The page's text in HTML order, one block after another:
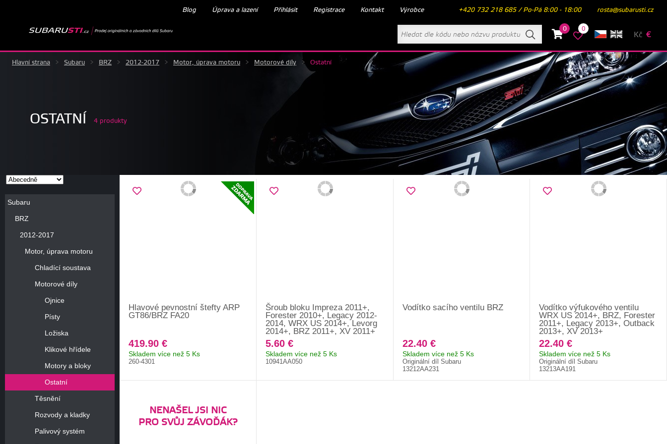
Blog Úprava a lazení Přihlásit Registrace Kontakt Výrobce +420 732 218 685 / Po-Pá 8:00 - 18:00 rosta@subarusti.cz
0 0
Kč €
Hlavní strana > Subaru > BRZ > 2012-2017 > Motor, úprava motoru > Motorové díly > Ostatní
OSTATNÍ 4 produkty
Subaru
BRZ
2012-2017
Motor, úprava motoru
Chladící soustava
Motorové díly
Ojnice
Písty
Ložiska
Klikové hřídele
Motory a bloky
Ostatní
Těsnění
Rozvody a kladky
Palivový systém
Hlavové pevnostní štefty ARP
GT86/BRZ FA20
419.90 €
Skladem více než 5 Ks
260-4301
Šroub bloku Impreza 2011+,
Forester 2010+, Legacy 2012-
2014, WRX US 2014+, Levorg
2014+, BRZ 2011+, XV 2011+
5.60 €
Skladem více než 5 Ks
10941AA050
Vodítko sacího ventilu BRZ
22.40 €
Skladem více než 5 Ks
Originální díl Subaru
13212AA231
Vodítko výfukového ventilu
WRX US 2014+, BRZ, Forester
2011+, Legacy 2013+, Outback
2013+, XV 2013+
22.40 €
Skladem více než 5 Ks
Originální díl Subaru
13213AA191
NENAŠEL JSI NIC
PRO SVŮJ ZÁVOĎÁK?